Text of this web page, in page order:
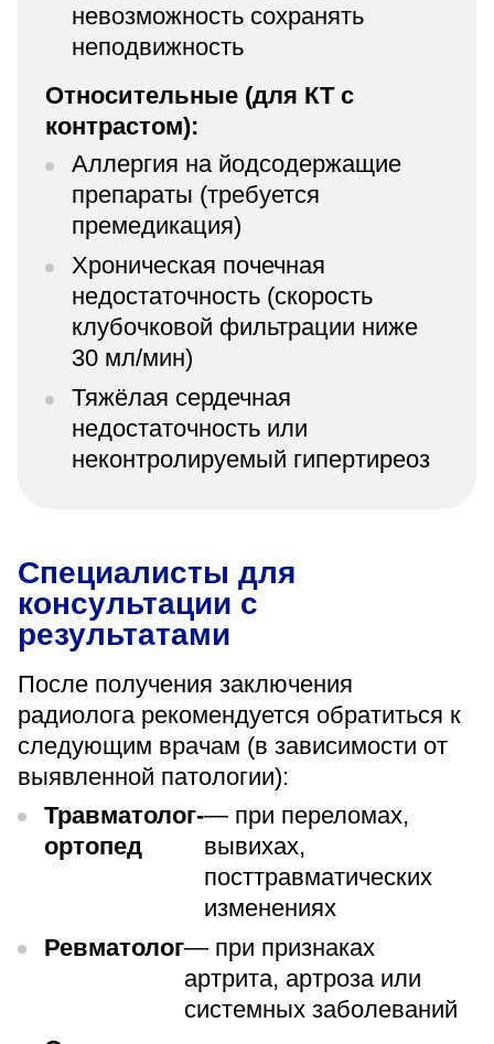
невозможность сохранять
неподвижность
Относительные (для КТ с
контрастом):
Аллергия на йодсодержащие
препараты (требуется
премедикация)
Хроническая почечная
недостаточность (скорость
клубочковой фильтрации ниже
30 мл/мин)
Тяжёлая сердечная
недостаточность или
неконтролируемый гипертиреоз
Специалисты для
консультации с
результатами
После получения заключения
радиолога рекомендуется обратиться к
следующим врачам (в зависимости от
выявленной патологии):
Травматолог-
ортопед
— при переломах,
вывихах,
посттравматических
изменениях
Ревматолог— при признаках
артрита, артроза или
системных заболеваний